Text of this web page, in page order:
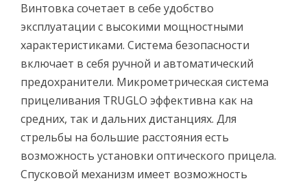
Винтовка сочетает в себе удобство
эксплуатации с высокими мощностными
характеристиками. Система безопасности
включает в себя ручной и автоматический
предохранители. Микрометрическая система
прицеливания TRUGLO эффективна как на
средних, так и дальних дистанциях. Для
стрельбы на большие расстояния есть
возможность установки оптического прицела.
Спусковой механизм имеет возможность